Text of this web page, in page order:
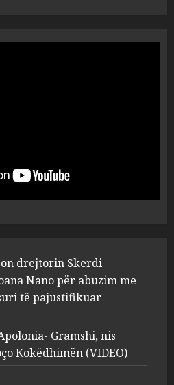
Joana Nano për
me fondet publike dhe
të pajustifikuar
Gramshi, nis
penal për Koço
(VIDEO)
27, 2025
Persona të maskuar
“One Albania”,
drejtorin Skerdi
Nano për abuzim me
të pajustifikuar
Gramshi, nis
Kokëdhimën (VIDEO)